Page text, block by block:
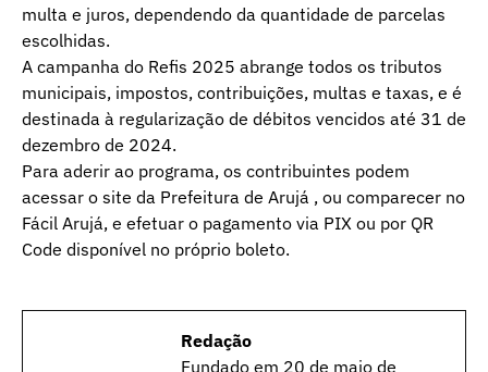
multa e juros, dependendo da quantidade de parcelas
escolhidas.
A campanha do Refis 2025 abrange todos os tributos
municipais, impostos, contribuições, multas e taxas, e é
destinada à regularização de débitos vencidos até 31 de
dezembro de 2024.
Para aderir ao programa, os contribuintes podem
acessar o site da Prefeitura de Arujá , ou comparecer no
Fácil Arujá, e efetuar o pagamento via PIX ou por QR
Code disponível no próprio boleto.
Redação
Fundado em 20 de maio de